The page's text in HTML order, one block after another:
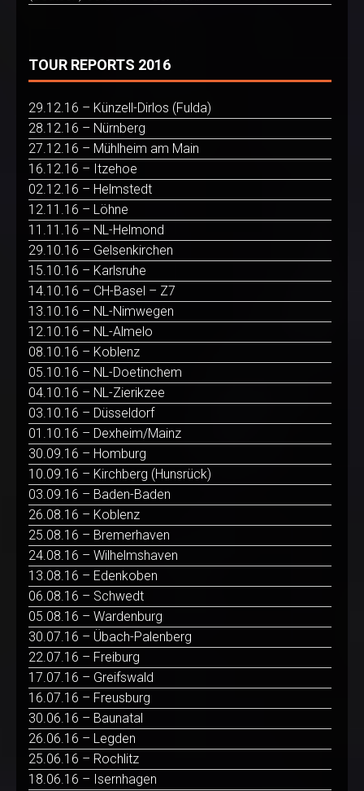
TOUR REPORTS 2016
29.12.16 – Künzell-Dirlos (Fulda)
28.12.16 – Nürnberg
27.12.16 – Mühlheim am Main
16.12.16 – Itzehoe
02.12.16 – Helmstedt
12.11.16 – Löhne
11.11.16 – NL-Helmond
29.10.16 – Gelsenkirchen
15.10.16 – Karlsruhe
14.10.16 – CH-Basel – Z7
13.10.16 – NL-Nimwegen
12.10.16 – NL-Almelo
08.10.16 – Koblenz
05.10.16 – NL-Doetinchem
04.10.16 – NL-Zierikzee
03.10.16 – Düsseldorf
01.10.16 – Dexheim/Mainz
30.09.16 – Homburg
10.09.16 – Kirchberg (Hunsrück)
03.09.16 – Baden-Baden
26.08.16 – Koblenz
25.08.16 – Bremerhaven
24.08.16 – Wilhelmshaven
13.08.16 – Edenkoben
06.08.16 – Schwedt
05.08.16 – Wardenburg
30.07.16 – Übach-Palenberg
22.07.16 – Freiburg
17.07.16 – Greifswald
16.07.16 – Freusburg
30.06.16 – Baunatal
26.06.16 – Legden
25.06.16 – Rochlitz
18.06.16 – Isernhagen